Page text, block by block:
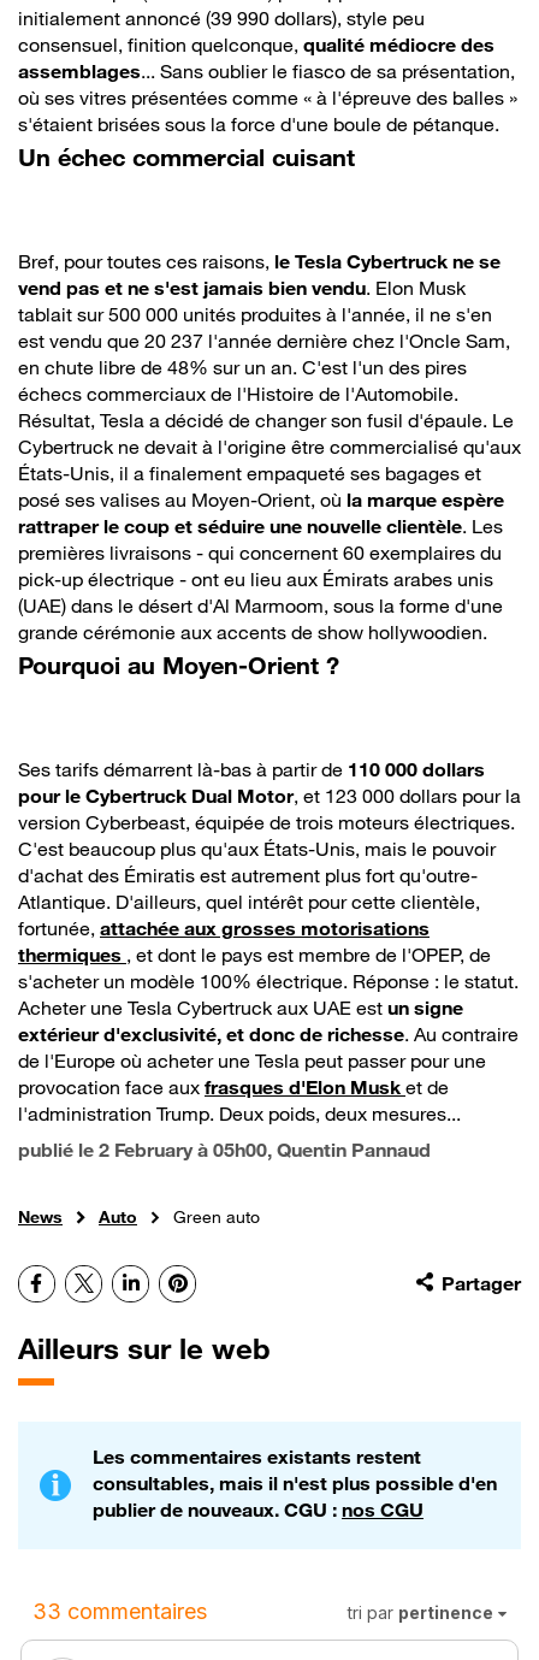
initialement annoncé (39 990 dollars), style peu
consensuel, finition quelconque, qualité médiocre des
assemblages... Sans oublier le fiasco de sa présentation,
où ses vitres présentées comme « à l'épreuve des balles »
s'étaient brisées sous la force d'une boule de pétanque.
Un échec commercial cuisant
Bref, pour toutes ces raisons, le Tesla Cybertruck ne se
vend pas et ne s'est jamais bien vendu. Elon Musk
tablait sur 500 000 unités produites à l'année, il ne s'en
est vendu que 20 237 l'année dernière chez l'Oncle Sam,
en chute libre de 48% sur un an. C'est l'un des pires
échecs commerciaux de l'Histoire de l'Automobile.
Résultat, Tesla a décidé de changer son fusil d'épaule. Le
Cybertruck ne devait à l'origine être commercialisé qu'aux
États-Unis, il a finalement empaqueté ses bagages et
posé ses valises au Moyen-Orient, où la marque espère
rattraper le coup et séduire une nouvelle clientèle. Les
premières livraisons - qui concernent 60 exemplaires du
pick-up électrique - ont eu lieu aux Émirats arabes unis
(UAE) dans le désert d'Al Marmoom, sous la forme d'une
grande cérémonie aux accents de show hollywoodien.
Pourquoi au Moyen-Orient ?
Ses tarifs démarrent là-bas à partir de 110 000 dollars
pour le Cybertruck Dual Motor, et 123 000 dollars pour la
version Cyberbeast, équipée de trois moteurs électriques.
C'est beaucoup plus qu'aux États-Unis, mais le pouvoir
d'achat des Émiratis est autrement plus fort qu'outre-
Atlantique. D'ailleurs, quel intérêt pour cette clientèle,
fortunée, attachée aux grosses motorisations
thermiques , et dont le pays est membre de l'OPEP, de
s'acheter un modèle 100% électrique. Réponse : le statut.
Acheter une Tesla Cybertruck aux UAE est un signe
extérieur d'exclusivité, et donc de richesse. Au contraire
de l'Europe où acheter une Tesla peut passer pour une
provocation face aux frasques d'Elon Musk et de
l'administration Trump. Deux poids, deux mesures...
publié le 2 February à 05h00, Quentin Pannaud
News Auto Green auto
Partager
Facebook
X LinkedInPinterest
Ailleurs sur le web
Les commentaires existants restent
consultables, mais il n'est plus possible d'en
publier de nouveaux. CGU : nos CGU